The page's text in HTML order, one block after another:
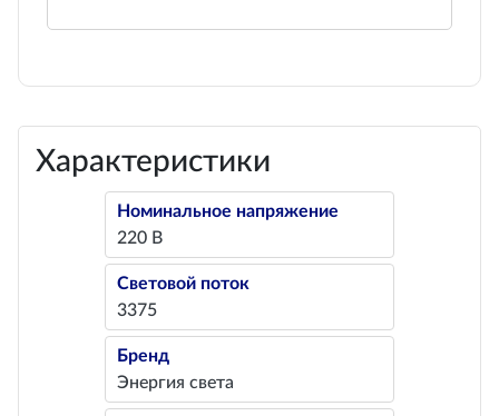
Характеристики
Номинальное напряжение
220 В
Световой поток
3375
Бренд
Энергия света